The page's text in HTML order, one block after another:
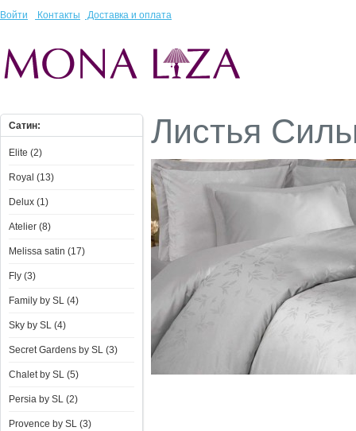
Войти Контакты Доставка и оплата
Сатин:
Elite (2)
Royal (13)
Delux (1)
Atelier (8)
Melissa satin (17)
Fly (3)
Family by SL (4)
Sky by SL (4)
Secret Gardens by SL (3)
Chalet by SL (5)
Persia by SL (2)
Provence by SL (3)
Листья